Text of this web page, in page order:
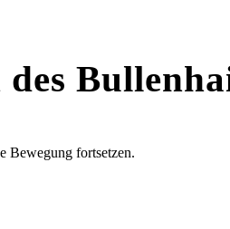
Bewegung fortsetzen.